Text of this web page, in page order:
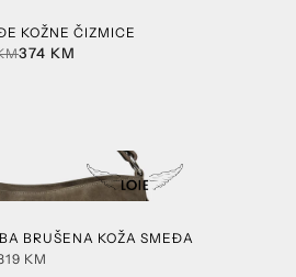
KOŽNE ČIZMICE
374 KM
BRUŠENA KOŽA SMEĐA
KM